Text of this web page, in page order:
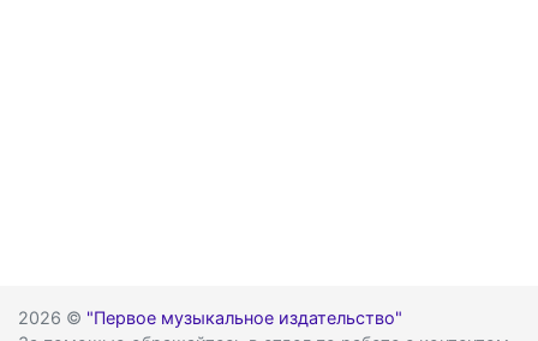
2026 © "Первое музыкальное издательство"